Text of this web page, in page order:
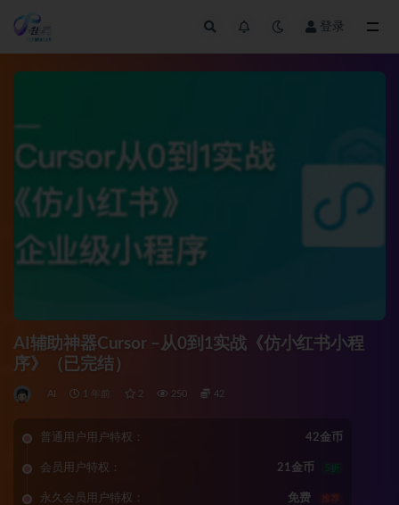
登录
AI辅助神器Cursor –从0到1实战《仿小红书小程
序》（已完结）
AI 1 年前 2 250 42
普通用户用户特权： 42金币
会员用户特权： 21金币 5折
永久会员用户特权： 免费 推荐